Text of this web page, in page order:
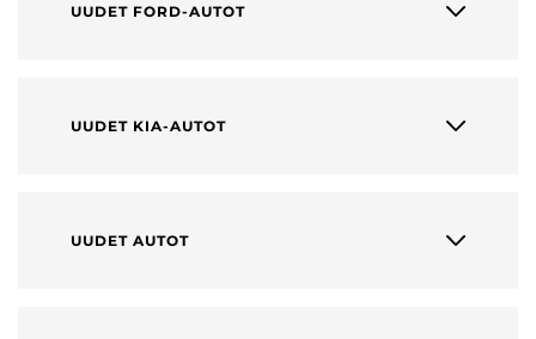
UUDET FORD-AUTOT
UUDET KIA-AUTOT
UUDET AUTOT